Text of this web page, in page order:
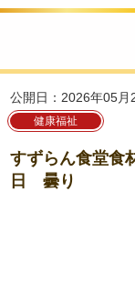
公開日：2026年05月
健康福祉
すずらん食堂食
日 曇り